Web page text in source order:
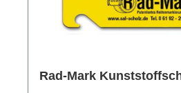
Rad-Mark